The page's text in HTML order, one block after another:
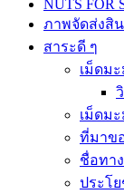
NUTS FOR
ภาพจัดส่งสิ
สาระดี ๆ
เม็ดม
เม็ดม
ที่มาข
ชื่อทา
ประโ